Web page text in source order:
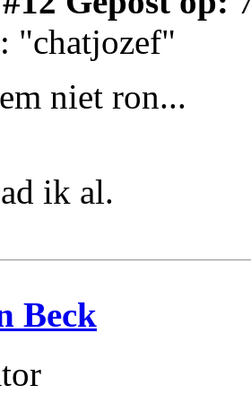
"chatjozef"
niet ron...
ik al.
Beck